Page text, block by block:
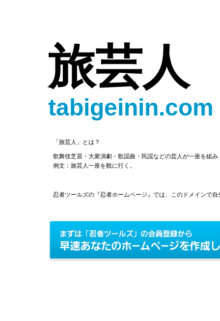
旅芸人
tabigeinin.com
「旅芸人」とは？
歌舞伎芝居・大衆演劇・歌謡曲・民謡などの芸人が一座を組
例文：旅芸人一座を観に行く。
忍者ツールズの『忍者ホームページ』では、このドメインで